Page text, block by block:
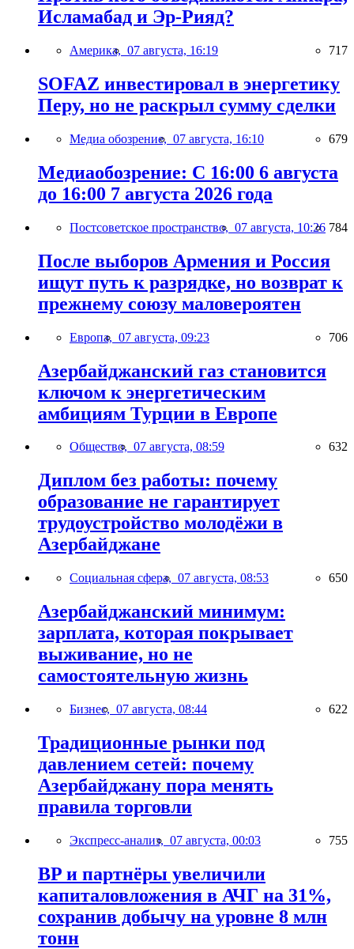
Исламабад и Эр-Рияд?
Америка, 07 августа, 16:19 717
SOFAZ инвестировал в энергетику
Перу, но не раскрыл сумму сделки
Медиа обозрение, 07 августа, 16:10 679
Медиаобозрение: С 16:00 6 августа
до 16:00 7 августа 2026 года
Постсоветское пространство, 07 августа, 10:26 784
После выборов Армения и Россия
ищут путь к разрядке, но возврат к
прежнему союзу маловероятен
Европа, 07 августа, 09:23 706
Азербайджанский газ становится
ключом к энергетическим
амбициям Турции в Европе
Общество, 07 августа, 08:59 632
Диплом без работы: почему
образование не гарантирует
трудоустройство молодёжи в
Азербайджане
Социальная сфера, 07 августа, 08:53 650
Азербайджанский минимум:
зарплата, которая покрывает
выживание, но не
самостоятельную жизнь
Бизнес, 07 августа, 08:44 622
Традиционные рынки под
давлением сетей: почему
Азербайджану пора менять
правила торговли
Экспресс-анализ, 07 августа, 00:03 755
BP и партнёры увеличили
капиталовложения в АЧГ на 31%,
сохранив добычу на уровне 8 млн
тонн